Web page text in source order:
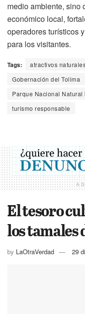
medio ambiente, sino
económico local,
operadores turísticos
para los visitantes.
Tags: atractivos
Gobernación del Tolima
Parque Nacional Natural
turismo responsable
El tesoro
los tamales
by LaOtraVerdad 29